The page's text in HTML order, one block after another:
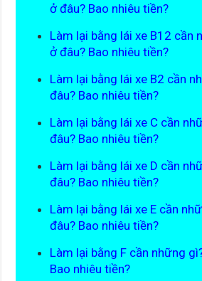
ở đâu? Bao nhiêu tiền?
Làm lại bằng lái xe B12 cần
ở đâu? Bao nhiêu tiền?
Làm lại bằng lái xe B2 cần
đâu? Bao nhiêu tiền?
Làm lại bằng lái xe C cần
đâu? Bao nhiêu tiền?
Làm lại bằng lái xe D cần
đâu? Bao nhiêu tiền?
Làm lại bằng lái xe E cần
đâu? Bao nhiêu tiền?
Làm lại bằng F cần những
Bao nhiêu tiền?